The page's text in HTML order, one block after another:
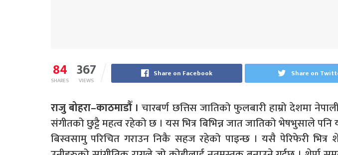
84
SHARES 367
VIEWS
Share on Facebook Share on
राजु बोहरा–काठमाडौँ । चारबर्ण छत्तिस जातिको फुलबारी हाम्रो देशमा
संगीतको छुट्टै महत्व रहेको छ । यस भित्र बिभिन्न जात जातिको भेषभुसाले
बिस्वसामु परिचित गराउन निकै सहज रहेको पाइन्छ । यसै पेरिफेरी भित्र